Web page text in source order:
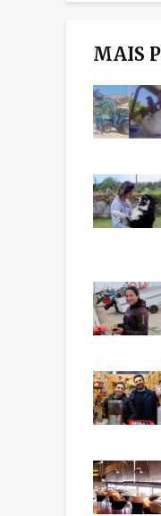
MAIS